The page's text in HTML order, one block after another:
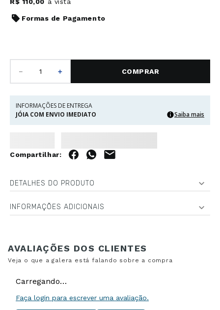
Formas de Pagamento
＋
－ COMPRAR
INFORMAÇÕES DE ENTREGA
JÓIA COM ENVIO IMEDIATO
Saiba mais
DETALHES DO PRODUTO
INFORMAÇÕES ADICIONAIS
Carregando…
Faça login para escrever uma avaliação.